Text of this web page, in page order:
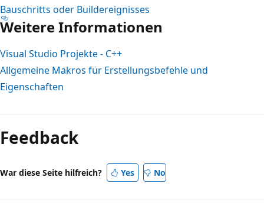
Bauschritts oder Buildereignisses
Weitere Informationen
Visual Studio Projekte - C++
Allgemeine Makros für Erstellungsbefehle und
Eigenschaften
deaktiviert
Feedback
War diese Seite hilfreich? Yes No